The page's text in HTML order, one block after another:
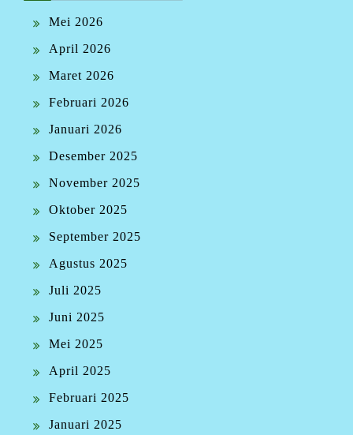
Mei 2026
April 2026
Maret 2026
Februari 2026
Januari 2026
Desember 2025
November 2025
Oktober 2025
September 2025
Agustus 2025
Juli 2025
Juni 2025
Mei 2025
April 2025
Februari 2025
Januari 2025